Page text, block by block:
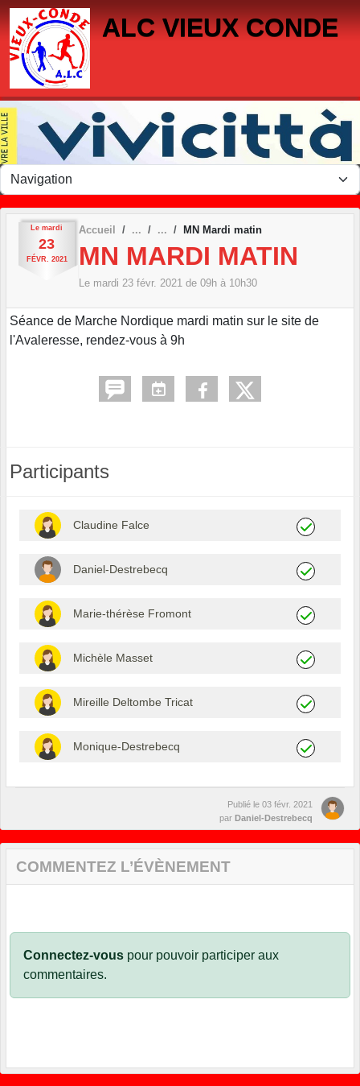
ALC VIEUX CONDE
Le mardi
23
FÉVR. 2021
Accueil MN Mardi matin
MN MARDI MATIN
Le mardi 23 févr. 2021 de 09h à 10h30
Séance de Marche Nordique mardi matin sur le site de
l'Avaleresse, rendez-vous à 9h
Participants
Claudine Falce
Daniel-Destrebecq
Marie-thérèse Fromont
Michèle Masset
Mireille Deltombe Tricat
Monique-Destrebecq
Publié le 03 févr. 2021
par Daniel-Destrebecq
COMMENTEZ L’ÉVÈNEMENT
Connectez-vous pour pouvoir participer aux
commentaires.
Panneau de gestion des cookies